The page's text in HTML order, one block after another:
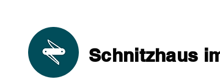
Schnitzhaus